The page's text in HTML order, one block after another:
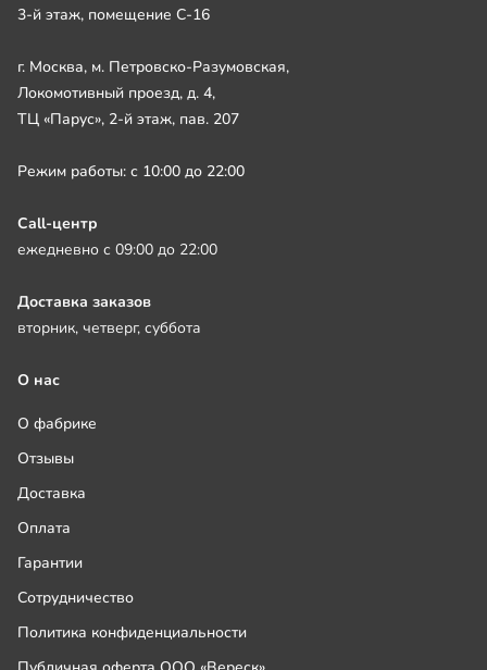
3-й этаж, помещение С-16
г. Москва, м. Петровско-Разумовская,
Локомотивный проезд, д. 4,
ТЦ «Парус», 2-й этаж, пав. 207
Режим работы: с 10:00 до 22:00
Call-центр
ежедневно с 09:00 до 22:00
Доставка заказов
вторник, четверг, суббота
О нас
О фабрике
Отзывы
Доставка
Оплата
Гарантии
Сотрудничество
Политика конфиденциальности